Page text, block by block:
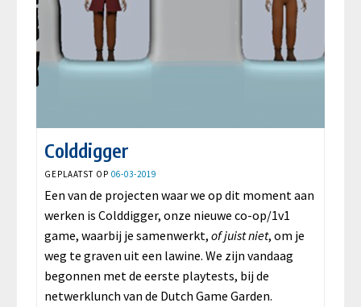
Colddigger
GEPLAATST OP 06-03-2019
Een van de projecten waar we op dit moment aan
werken is Colddigger, onze nieuwe co-op/1v1
game, waarbij je samenwerkt, of juist niet, om je
weg te graven uit een lawine. We zijn vandaag
begonnen met de eerste playtests, bij de
netwerklunch van de Dutch Game Garden.